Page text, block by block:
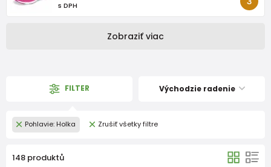
s DPH
Zobraziť viac
FILTER Východzie radenie
Pohlavie: Holka Zrušiť všetky filtre
148 produktů